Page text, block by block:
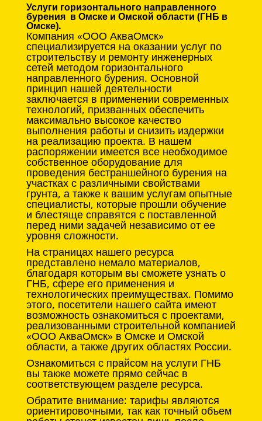
Услуги горизонтального направленного
бурения в Омске и Омской области (ГНБ в
Омске).
Компания «ООО АкваОмск»
специализируется на оказании услуг по
строительству и ремонту инженерных
сетей методом горизонтального
направленного бурения. Основной
принцип нашей деятельности
заключается в применении современных
технологий, призванных обеспечить
максимально высокое качество
выполнения работы и снизить издержки
на реализацию проекта. В нашем
распоряжении имеется все необходимое
собственное оборудование для
проведения бестраншейного бурения на
участках с различными свойствами
грунта, а также к вашим услугам опытные
специалисты, которые прошли обучение
и блестяще справятся с поставленной
перед ними задачей независимо от ее
уровня сложности.
На страницах нашего ресурса
представлено немало материалов,
благодаря которым вы сможете узнать о
ГНБ, сфере его применения и
технологических преимуществах. Помимо
этого, посетители нашего сайта имеют
возможность ознакомиться с проектами,
реализованными строительной компанией
«ООО АкваОмск» в Омске и Омской
области, а также других областях России.
Ознакомиться с прайсом на услуги ГНБ
вы также можете прямо сейчас в
соответствующем разделе ресурса.
Обратите внимание: тарифы являются
ориентировочными, так как точный объем